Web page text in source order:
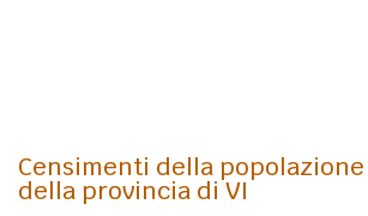
Censimenti della
della provincia di VI